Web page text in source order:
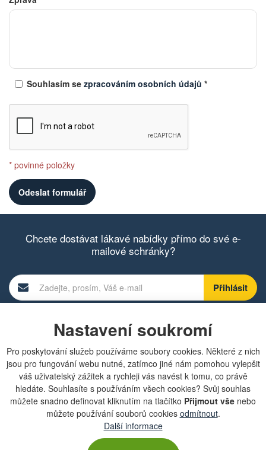
Nastavení soukromí
Pro poskytování služeb používáme soubory cookies. Některé z nich
jsou pro fungování webu nutné, zatímco jiné nám pomohou vylepšit
váš uživatelský zážitek a rychleji vás navést k tomu, co právě
hledáte. Souhlasíte s používáním všech cookies? Svůj souhlas
můžete snadno definovat kliknutím na tlačítko Přijmout vše nebo
můžete používání souborů cookies odmítnout.
Další informace
Souhlasím se zpracováním osobních údajů *
* povinné položky
Chcete dostávat lákavé nabídky přímo do své e-
mailové schránky?
Rychlá navigace
Obchodní podmínky
Zásady ochrany osobních údajů (GDPR)
Nastavení cookies